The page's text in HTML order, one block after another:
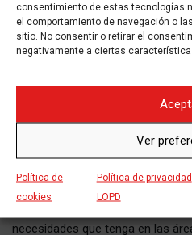
consentimiento de estas tecnologías
el comportamiento de navegación o
sitio. No consentir o retirar el
negativamente a ciertas
Ver
Política de
cookies
Política de privacidad
LOPD
Grupo Siebla cuenta con un
necesidades que tenga en las